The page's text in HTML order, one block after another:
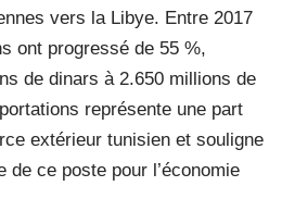
vers la Libye. Entre 2017
ont progressé de 55 %,
de dinars à 2.650 millions de
représente une part
extérieur tunisien et souligne
de ce poste pour l’économie